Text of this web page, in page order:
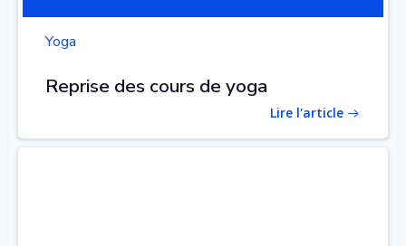
Yoga
Reprise des cours de yoga
Lire l'article